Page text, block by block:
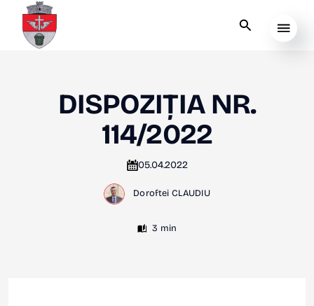
DISPOZIȚIA NR.
114/2022
05.04.2022
Doroftei CLAUDIU
3 min